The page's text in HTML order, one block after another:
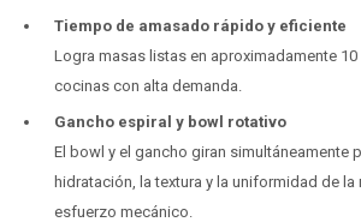
Tiempo de amasado rápido y eficiente
Logra masas listas en aproximadamente
cocinas con alta demanda.
Gancho espiral y bowl rotativo
El bowl y el gancho giran simultáneamente
hidratación, la textura y la uniformidad de la
esfuerzo mecánico.